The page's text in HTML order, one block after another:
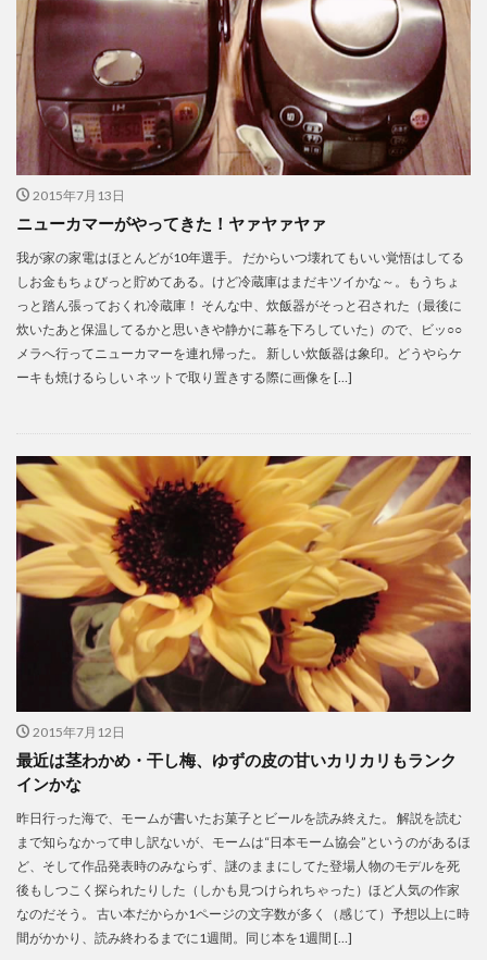
2015年7月13日
ニューカマーがやってきた！ヤァヤァヤァ
我が家の家電はほとんどが10年選手。 だからいつ壊れてもいい覚悟はしてる
しお金もちょびっと貯めてある。けど冷蔵庫はまだキツイかな～。もうちょ
っと踏ん張っておくれ冷蔵庫！ そんな中、炊飯器がそっと召された（最後に
炊いたあと保温してるかと思いきや静かに幕を下ろしていた）ので、ビッ○○
メラへ行ってニューカマーを連れ帰った。 新しい炊飯器は象印。どうやらケ
ーキも焼けるらしい ネットで取り置きする際に画像を […]
2015年7月12日
最近は茎わかめ・干し梅、ゆずの皮の甘いカリカリもランク
インかな
昨日行った海で、モームが書いたお菓子とビールを読み終えた。 解説を読む
まで知らなかって申し訳ないが、モームは“日本モーム協会”というのがあるほ
ど、そして作品発表時のみならず、謎のままにしてた登場人物のモデルを死
後もしつこく探られたりした（しかも見つけられちゃった）ほど人気の作家
なのだそう。 古い本だからか1ページの文字数が多く（感じて）予想以上に時
間がかかり、読み終わるまでに1週間。同じ本を1週間 […]